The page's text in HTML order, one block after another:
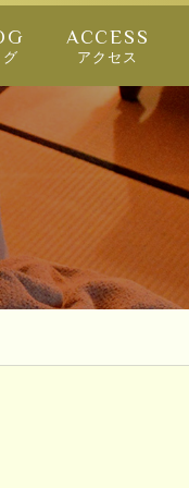
ACCESS
アクセス